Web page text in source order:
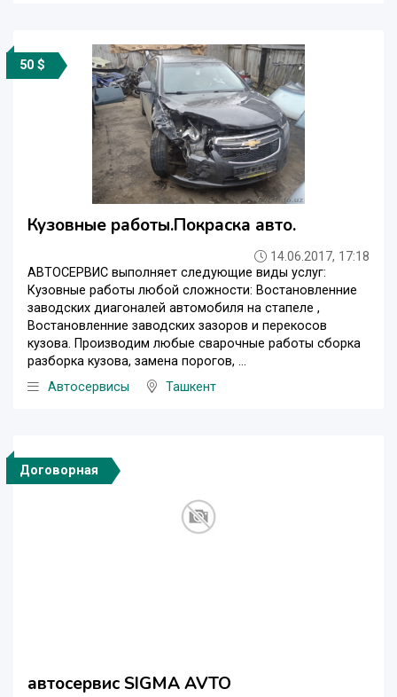
50 $
Кузовные работы.Покраска авто.
14.06.2017, 17:18
АВТОСЕРВИС выполняет следующие виды услуг:
Кузовные работы любой сложности: Востановленние
заводских диагоналей автомобиля на стапеле ,
Востановленние заводских зазоров и перекосов
кузова. Производим любые сварочные работы сборка
разборка кузова, замена порогов, ...
Автосервисы
Ташкент
Договорная
автосервис SIGMA AVTO